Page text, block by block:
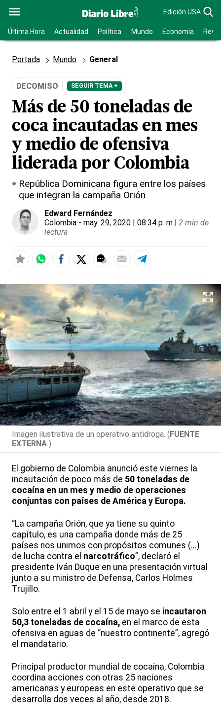
Edición USA
Última Hora Actualidad Política Mundo Economía
Portada Mundo General
DECOMISO SEGUIR TEMA +
Más de 50 toneladas de
coca incautadas en mes
y medio de ofensiva
liderada por Colombia
República Dominicana figura entre los países
que integran la campaña Orión
Edward Fernández
Colombia - may. 29, 2020 | 08:34 p. m.| 2 min de
lectura
Imagen ilustrativa de un operativo antidroga. (FUENTE
EXTERNA )
El gobierno de Colombia anunció este viernes la
incautación de poco más de 50 toneladas de
cocaína en un mes y medio de operaciones
conjuntas con países de América y Europa.
“La campaña Orión, que ya tiene su quinto
capítulo, es una campaña donde más de 25
países nos unimos con propósitos comunes (...)
de lucha contra el narcotráfico”, declaró el
presidente Iván Duque en una presentación virtual
junto a su ministro de Defensa, Carlos Holmes
Trujillo.
Solo entre el 1 abril y el 15 de mayo se incautaron
50,3 toneladas de cocaína, en el marco de esta
ofensiva en aguas de “nuestro continente”, agregó
el mandatario.
Principal productor mundial de cocaína, Colombia
coordina acciones con otras 25 naciones
americanas y europeas en este operativo que se
desarrolla dos veces al año, desde 2018.